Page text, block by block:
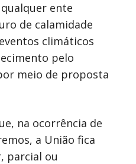
ente
de calamidade
climáticos
pelo
meio de proposta
na ocorrência de
a União fica
parcial ou